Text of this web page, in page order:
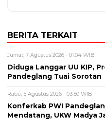
BERITA TERKAIT
Jumat, 7 Agustus 2026 - 01:04 WIB
Diduga Langgar UU KIP,
Pandeglang Tuai Sorotan
Rabu, 5 Agustus 2026 - 03:50 WIB
Konferkab PWI
Mendatang, UKW Madya